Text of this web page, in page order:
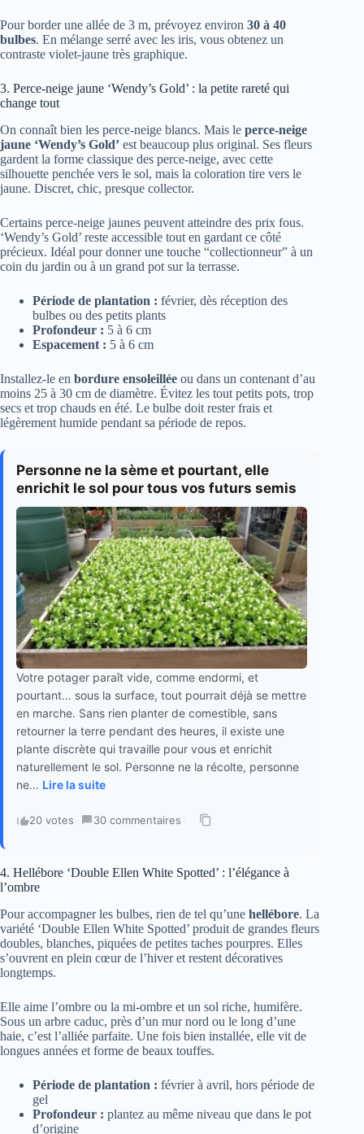
Pour border une allée de 3 m, prévoyez environ 30 à 40
bulbes. En mélange serré avec les iris, vous obtenez un
contraste violet-jaune très graphique.
3. Perce-neige jaune ‘Wendy’s Gold’ : la petite rareté qui
change tout
On connaît bien les perce-neige blancs. Mais le perce-neige
jaune ‘Wendy’s Gold’ est beaucoup plus original. Ses fleurs
gardent la forme classique des perce-neige, avec cette
silhouette penchée vers le sol, mais la coloration tire vers le
jaune. Discret, chic, presque collector.
Certains perce-neige jaunes peuvent atteindre des prix fous.
‘Wendy’s Gold’ reste accessible tout en gardant ce côté
précieux. Idéal pour donner une touche “collectionneur” à un
coin du jardin ou à un grand pot sur la terrasse.
Période de plantation : février, dès réception des
bulbes ou des petits plants
Profondeur : 5 à 6 cm
Espacement : 5 à 6 cm
Installez-le en bordure ensoleillée ou dans un contenant d’au
moins 25 à 30 cm de diamètre. Évitez les tout petits pots, trop
secs et trop chauds en été. Le bulbe doit rester frais et
légèrement humide pendant sa période de repos.
Personne ne la sème et pourtant, elle
enrichit le sol pour tous vos futurs semis
Votre potager paraît vide, comme endormi, et
pourtant… sous la surface, tout pourrait déjà se mettre
en marche. Sans rien planter de comestible, sans
retourner la terre pendant des heures, il existe une
plante discrète qui travaille pour vous et enrichit
naturellement le sol. Personne ne la récolte, personne
ne... Lire la suite
20 votes · 30 commentaires ·
4. Hellébore ‘Double Ellen White Spotted’ : l’élégance à
l’ombre
Pour accompagner les bulbes, rien de tel qu’une hellébore. La
variété ‘Double Ellen White Spotted’ produit de grandes fleurs
doubles, blanches, piquées de petites taches pourpres. Elles
s’ouvrent en plein cœur de l’hiver et restent décoratives
longtemps.
Elle aime l’ombre ou la mi-ombre et un sol riche, humifère.
Sous un arbre caduc, près d’un mur nord ou le long d’une
haie, c’est l’alliée parfaite. Une fois bien installée, elle vit de
longues années et forme de beaux touffes.
Période de plantation : février à avril, hors période de
gel
Profondeur : plantez au même niveau que dans le pot
d’origine